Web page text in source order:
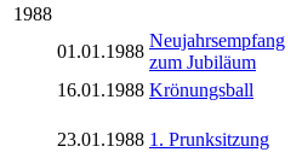
1988
01.01.1988
Neujahrsempfang
zum Jubiläum
16.01.1988 Krönungsball
23.01.1988 1. Prunksitzung